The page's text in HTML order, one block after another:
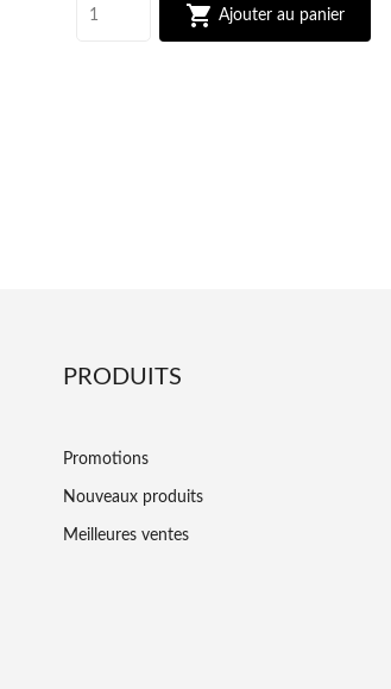
 Ajouter au panier
PRODUITS
Promotions
Nouveaux produits
Meilleures ventes